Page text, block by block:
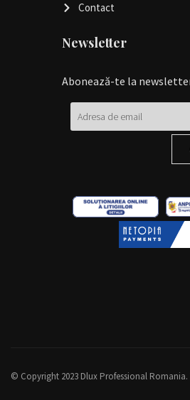
Contact
Newsletter
Abonează-te la
© Copyright 2023 Dlux Professional Romania.